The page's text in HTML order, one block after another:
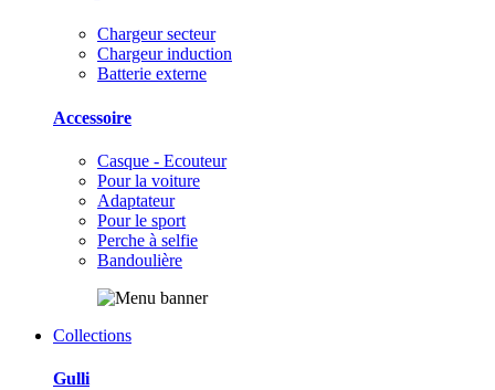
Chargeur secteur
Chargeur induction
Batterie externe
Accessoire
Casque - Ecouteur
Pour la voiture
Adaptateur
Pour le sport
Perche à selfie
Bandoulière
Collections
Gulli